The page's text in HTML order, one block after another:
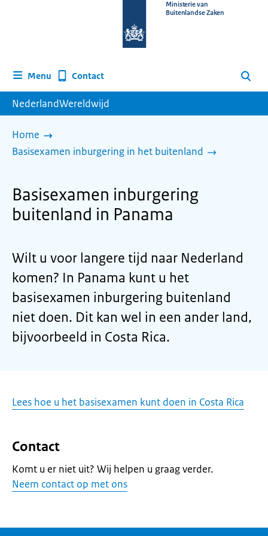
homepage
Ministerie van
Buitenlandse Zaken
Menu Contact Zoeken
NederlandWereldwijd
Home
Basisexamen inburgering in het buitenland
Basisexamen inburgering
buitenland in Panama
Wilt u voor langere tijd naar Nederland
komen? In Panama kunt u het
basisexamen inburgering buitenland
niet doen. Dit kan wel in een ander land,
bijvoorbeeld in Costa Rica.
Lees hoe u het basisexamen kunt doen in Costa Rica
Contact
Komt u er niet uit? Wij helpen u graag verder.
Neem contact op met ons